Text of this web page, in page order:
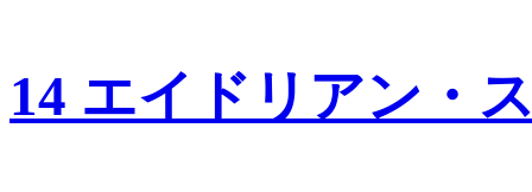
14 エイドリアン・